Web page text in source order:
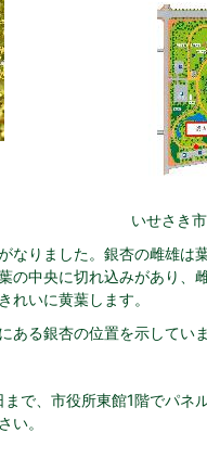
いせさき
なりました。銀杏の雌雄は
の中央に切れ込みがあり、
れいに黄葉します。
る銀杏の位置を示していま
で、市役所東館1階でパネ
い。